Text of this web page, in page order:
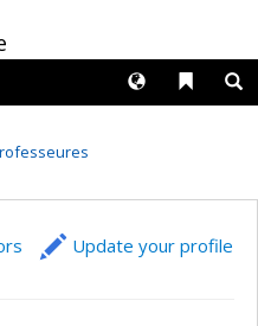
Liens
Langues
Update your profile